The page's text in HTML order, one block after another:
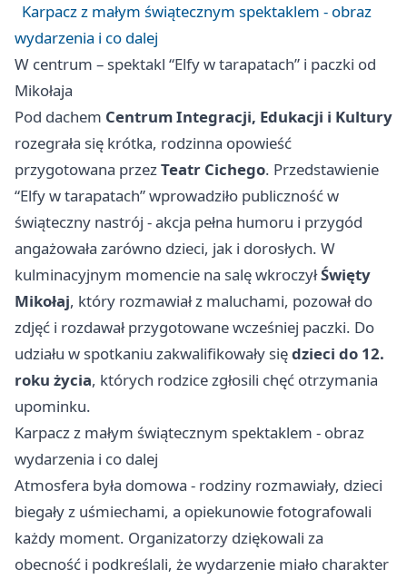
Karpacz z małym świątecznym spektaklem - obraz
wydarzenia i co dalej
W centrum – spektakl “Elfy w tarapatach” i paczki od
Mikołaja
Pod dachem Centrum Integracji, Edukacji i Kultury
rozegrała się krótka, rodzinna opowieść
przygotowana przezTeatr Cichego. Przedstawienie
“Elfy w tarapatach” wprowadziło publiczność w
świąteczny nastrój - akcja pełna humoru i przygód
angażowała zarówno dzieci, jak i dorosłych. W
kulminacyjnym momencie na salę wkroczyłŚwięty
Mikołaj, który rozmawiał z maluchami, pozował do
zdjęć i rozdawał przygotowane wcześniej paczki. Do
udziału w spotkaniu zakwalifikowały siędzieci do 12.
roku życia, których rodzice zgłosili chęć otrzymania
upominku.
Karpacz z małym świątecznym spektaklem - obraz
wydarzenia i co dalej
Atmosfera była domowa - rodziny rozmawiały, dzieci
biegały z uśmiechami, a opiekunowie fotografowali
każdy moment. Organizatorzy dziękowali za
obecność i podkreślali, że wydarzenie miało charakter